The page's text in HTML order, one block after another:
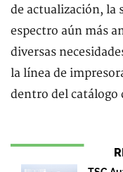
de actualización, la
espectro aún más
diversas
la línea de
dentro del catálogo